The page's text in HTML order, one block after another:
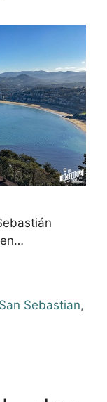
San Sebastian,